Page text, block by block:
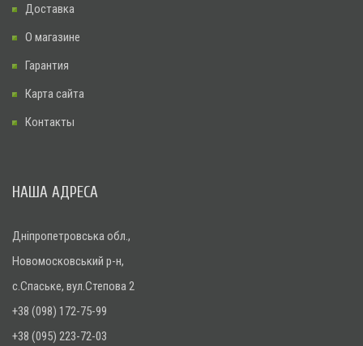
Доставка
О магазине
Гарантия
Карта сайта
Контакты
НАША АДРЕСА
Дніпропетровська обл.,
Новомосковський р-н,
с.Спаське, вул.Степова 2
+38 (098) 172-75-99
+38 (095) 223-72-03